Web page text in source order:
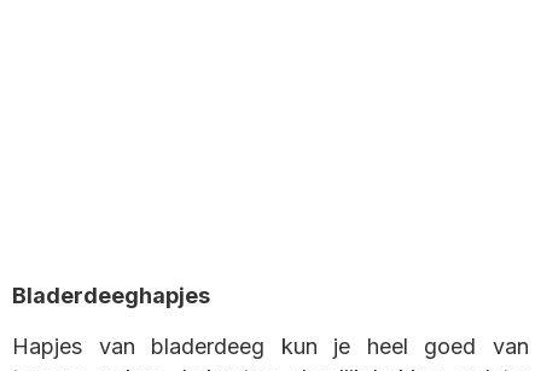
Bladerdeeghapjes
Hapjes van bladerdeeg kun je heel goed van